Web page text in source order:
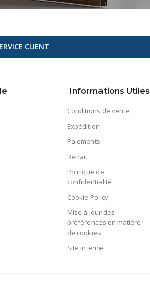
CLIENT
Informations Utiles
Conditions de vente
Expédition
Paiements
Retrait
Politique de
confidentialité
Cookie Policy
Mise à jour des
préférences en matière
de cookies
Site internet